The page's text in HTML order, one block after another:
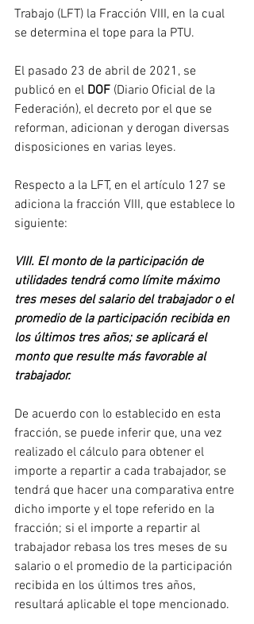
Trabajo (LFT) la Fracción VIII, en la cual
se determina el tope para la PTU.
El pasado 23 de abril de 2021, se
publicó en el DOF (Diario Oficial de la
Federación), el decreto por el que se
reforman, adicionan y derogan diversas
disposiciones en varias leyes.
Respecto a la LFT, en el artículo 127 se
adiciona la fracción VIII, que establece lo
siguiente:
VIII. El monto de la participación de
utilidades tendrá como límite máximo
tres meses del salario del trabajador o el
promedio de la participación recibida en
los últimos tres años; se aplicará el
monto que resulte más favorable al
trabajador.
De acuerdo con lo establecido en esta
fracción, se puede inferir que, una vez
realizado el cálculo para obtener el
importe a repartir a cada trabajador, se
tendrá que hacer una comparativa entre
dicho importe y el tope referido en la
fracción; si el importe a repartir al
trabajador rebasa los tres meses de su
salario o el promedio de la participación
recibida en los últimos tres años,
resultará aplicable el tope mencionado.